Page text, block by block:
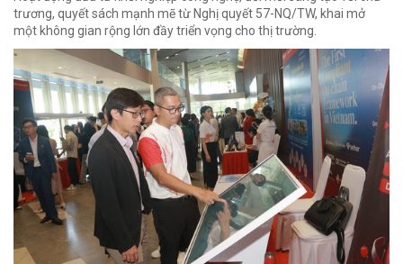
trương, quyết sách mạnh mẽ từ Nghị quyết 57-NQ/TW, khai mở
một không gian rộng lớn đầy triển vọng cho thị trường.